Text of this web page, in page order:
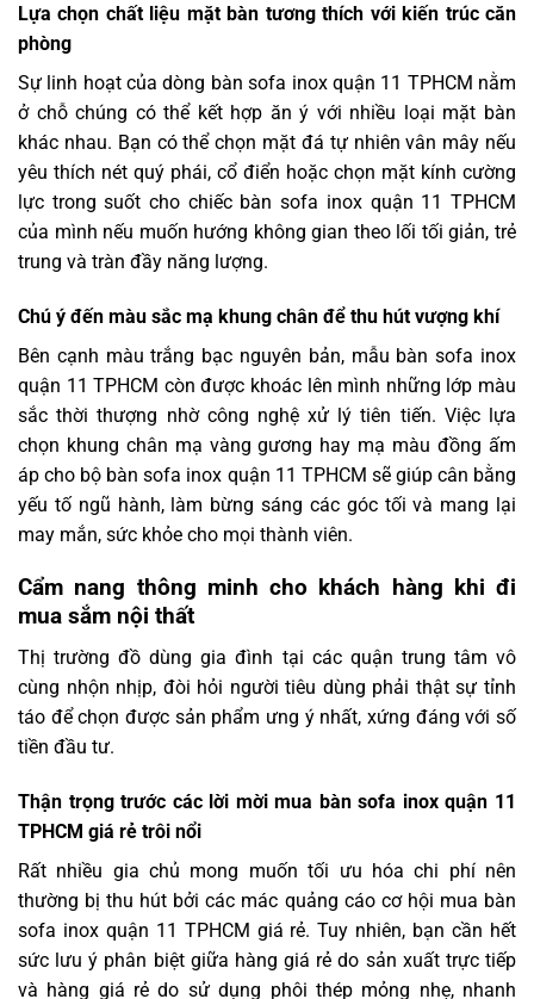
Lựa chọn chất liệu mặt bàn tương thích với kiến trúc căn
phòng
Sự linh hoạt của dòng bàn sofa inox quận 11 TPHCM nằm
ở chỗ chúng có thể kết hợp ăn ý với nhiều loại mặt bàn
khác nhau. Bạn có thể chọn mặt đá tự nhiên vân mây nếu
yêu thích nét quý phái, cổ điển hoặc chọn mặt kính cường
lực trong suốt cho chiếc bàn sofa inox quận 11 TPHCM
của mình nếu muốn hướng không gian theo lối tối giản, trẻ
trung và tràn đầy năng lượng.
Chú ý đến màu sắc mạ khung chân để thu hút vượng khí
Bên cạnh màu trắng bạc nguyên bản, mẫu bàn sofa inox
quận 11 TPHCM còn được khoác lên mình những lớp màu
sắc thời thượng nhờ công nghệ xử lý tiên tiến. Việc lựa
chọn khung chân mạ vàng gương hay mạ màu đồng ấm
áp cho bộ bàn sofa inox quận 11 TPHCM sẽ giúp cân bằng
yếu tố ngũ hành, làm bừng sáng các góc tối và mang lại
may mắn, sức khỏe cho mọi thành viên.
Cẩm nang thông minh cho khách hàng khi đi
mua sắm nội thất
Thị trường đồ dùng gia đình tại các quận trung tâm vô
cùng nhộn nhịp, đòi hỏi người tiêu dùng phải thật sự tỉnh
táo để chọn được sản phẩm ưng ý nhất, xứng đáng với số
tiền đầu tư.
Thận trọng trước các lời mời mua bàn sofa inox quận 11
TPHCM giá rẻ trôi nổi
Rất nhiều gia chủ mong muốn tối ưu hóa chi phí nên
thường bị thu hút bởi các mác quảng cáo cơ hội mua bàn
sofa inox quận 11 TPHCM giá rẻ. Tuy nhiên, bạn cần hết
sức lưu ý phân biệt giữa hàng giá rẻ do sản xuất trực tiếp
và hàng giá rẻ do sử dụng phôi thép mỏng nhẹ, nhanh